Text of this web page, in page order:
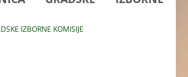
IZBORNE KOMISIJE